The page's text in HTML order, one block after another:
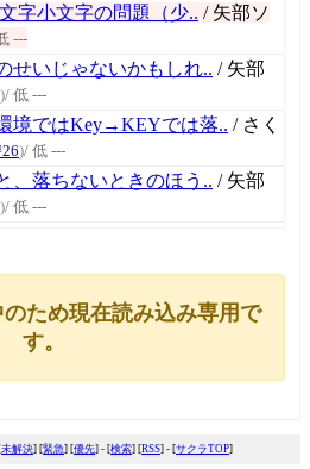
字小文字の問題（少.. / 矢部ソ
---
せいじゃないかもしれ.. / 矢部
)/ 低 ---
境ではKey→KEYでは落.. / さく
)/ 低 ---
、落ちないときのほう.. / 矢部
)/ 低 ---
ため現在読み込み専用で
す。
未解決] [緊急] [優先] - [検索] [RSS] - [サクラTOP]